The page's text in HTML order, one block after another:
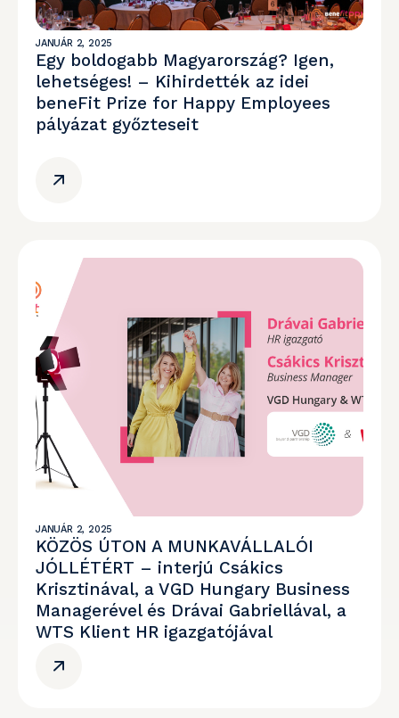
JANUÁR 2, 2025
Egy boldogabb Magyarország? Igen,
lehetséges! – Kihirdették az idei
beneFit Prize for Happy Employees
pályázat győzteseit
JANUÁR 2, 2025
KÖZÖS ÚTON A MUNKAVÁLLALÓI
JÓLLÉTÉRT – interjú Csákics
Krisztinával, a VGD Hungary Business
Managerével és Drávai Gabriellával, a
WTS Klient HR igazgatójával